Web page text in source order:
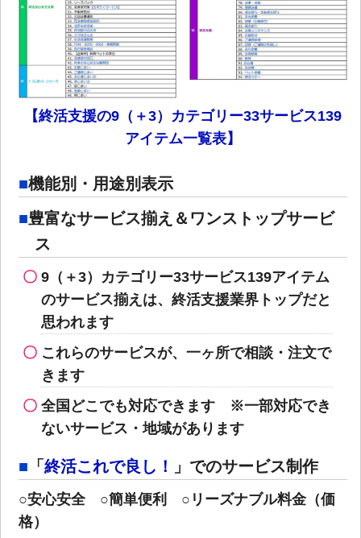
【終活支援の9（＋3）カテゴリー33サービス139
アイテム一覧表】
機能別・用途別表示
豊富なサービス揃え＆ワンストップサービ
ス
9（＋3）カテゴリー33サービス139アイテム
のサービス揃えは、終活支援業界トップだと
思われます
これらのサービスが、一ヶ所で相談・注文で
きます
全国どこでも対応できます ※一部対応でき
ないサービス・地域があります
「 終活これで良し！ 」でのサービス制作
○安心安全 ○簡単便利 ○ リーズナブル料金（価
格）